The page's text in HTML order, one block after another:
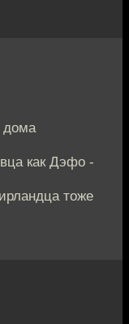
дома
как Дэфо -
тоже